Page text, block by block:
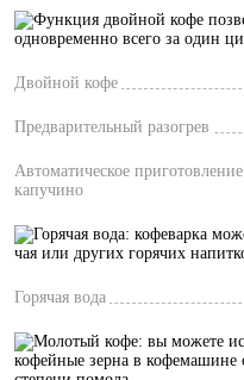
Двойной кофе
Предварительный разогрев
Автоматическое приготовление
капучино
Горячая вода